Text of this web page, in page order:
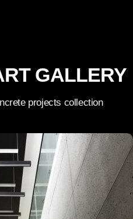
GALLERY
projects collection